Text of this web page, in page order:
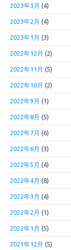
2023年3月 (4)
2023年2月 (4)
2023年1月 (3)
2022年12月 (2)
2022年11月 (5)
2022年10月 (2)
2022年9月 (1)
2022年8月 (5)
2022年7月 (6)
2022年6月 (3)
2022年5月 (4)
2022年4月 (8)
2022年3月 (4)
2022年2月 (1)
2022年1月 (5)
2021年12月 (5)